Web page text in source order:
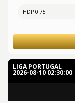
HDP 0.75
LIGA PORTUGAL
2026-08-10 02:30:00